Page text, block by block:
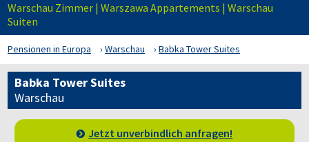
Warschau Zimmer | Warszawa Appartements | Warschau
Suiten
Pensionen in Europa Warschau Babka Tower Suites
Babka Tower Suites
Warschau
Jetzt unverbindlich anfragen!